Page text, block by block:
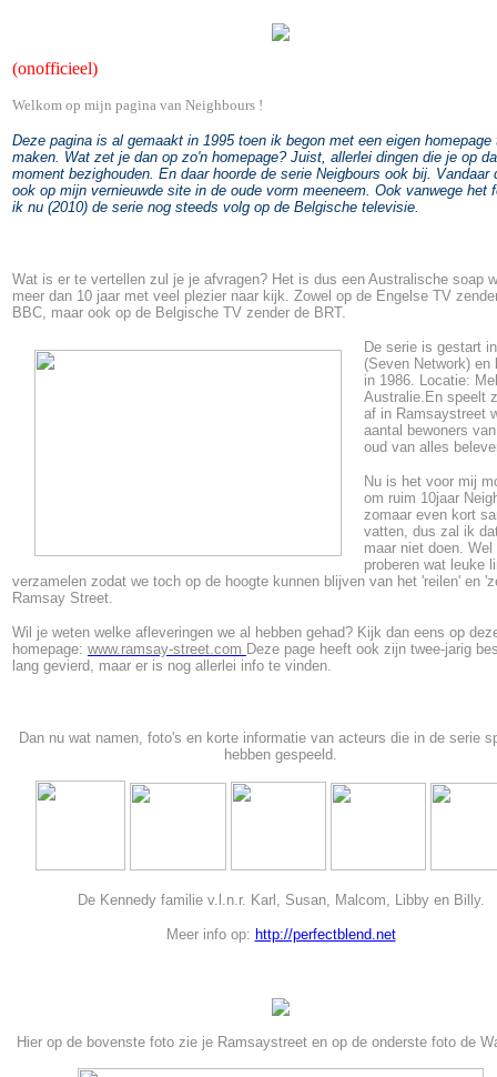
(onofficieel)
Welkom op mijn pagina van Neighbours !
Deze pagina is al gemaakt in 1995 toen ik begon met een eigen homepage
maken. Wat zet je dan op zo'n homepage? Juist, allerlei dingen die je op
moment bezighouden. En daar hoorde de serie Neigbours ook bij. Vandaar
ook op mijn vernieuwde site in de oude vorm meeneem. Ook vanwege het
ik nu (2010) de serie nog steeds volg op de Belgische televisie.
Wat is er te vertellen zul je je afvragen? Het is dus een Australische soap
meer dan 10 jaar met veel plezier naar kijk. Zowel op de Engelse TV
BBC, maar ook op de Belgische TV zender de BRT.
De serie is gestart
(Seven Network) en
in 1986. Locatie:
Australie.En speelt
af in Ramsaystreet
aantal bewoners
oud van alles
Nu is het voor mij
om ruim 10jaar
zomaar even kort
vatten, dus zal ik
maar niet doen.
proberen wat leuke
verzamelen zodat we toch op de hoogte kunnen blijven van het 'reilen' en
Ramsay Street.
Wil je weten welke afleveringen we al hebben gehad? Kijk dan eens op
homepage: www.ramsay-street.com Deze page heeft ook zijn twee-jarig
lang gevierd, maar er is nog allerlei info te vinden.
Dan nu wat namen, foto's en korte informatie van acteurs die in de serie
hebben gespeeld.
De Kennedy familie v.l.n.r. Karl, Susan, Malcom, Libby en Billy.
Meer info op: http://perfectblend.net
Hier op de bovenste foto zie je Ramsaystreet en op de onderste foto de